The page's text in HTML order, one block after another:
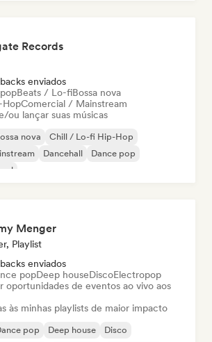
Records
enviados
Beats / Lo-fiBossa nova
Comercial / Mainstream
ou lançar suas músicas
nova
Chill / Lo-fi Hip-Hop
Dancehall
Dance pop
Menger
Playlist
enviados
popDeep houseDiscoElectropop
oportunidades de eventos ao vivo aos
às minhas playlists de maior impacto
pop Deep house
Disco